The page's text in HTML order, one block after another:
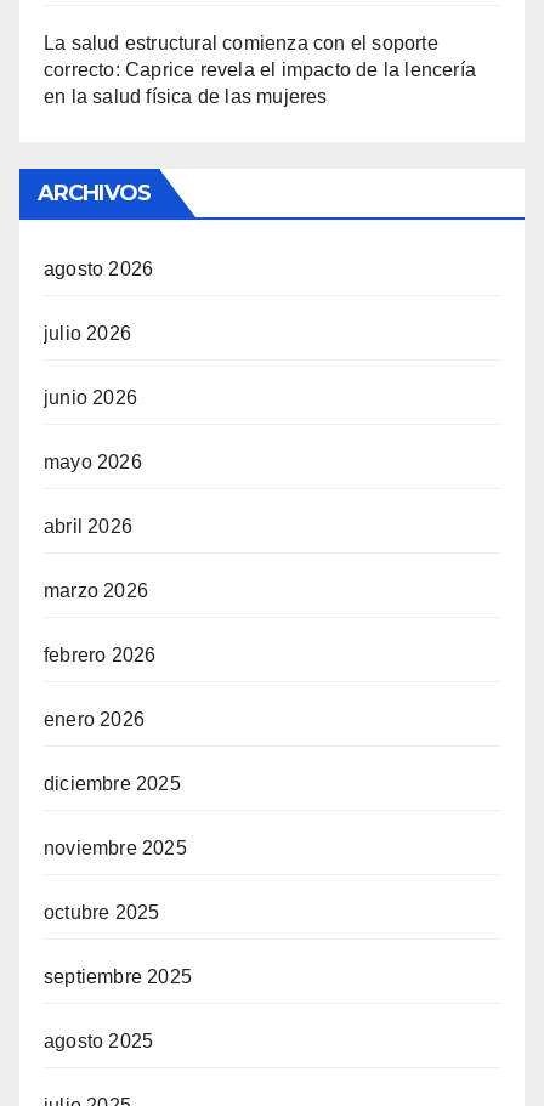
La salud estructural comienza con el soporte
correcto: Caprice revela el impacto de la lencería
en la salud física de las mujeres
ARCHIVOS
agosto 2026
julio 2026
junio 2026
mayo 2026
abril 2026
marzo 2026
febrero 2026
enero 2026
diciembre 2025
noviembre 2025
octubre 2025
septiembre 2025
agosto 2025